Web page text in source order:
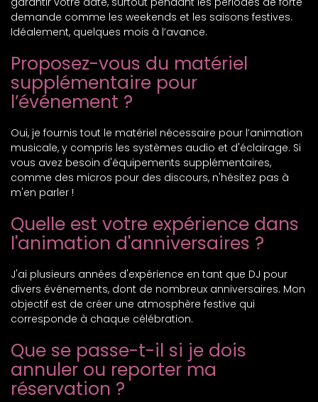
demande comme les weekends et les saisons festives.
Idéalement, quelques mois à l’avance.
Proposez-vous du matériel
supplémentaire pour
l’événement ?
Oui, je fournis tout le matériel nécessaire pour l’animation
musicale, y compris les systèmes audio et d'éclairage. Si
vous avez besoin d'équipements supplémentaires,
comme des micros pour des discours, n'hésitez pas à
m'en parler !
Quelle est votre expérience dans
l'animation d'anniversaires ?
J'ai plusieurs années d'expérience en tant que DJ pour
divers événements, dont de nombreux anniversaires. Mon
objectif est de créer une atmosphère festive qui
corresponde à chaque célébration.
Que se passe-t-il si je dois
annuler ou reporter ma
réservation ?